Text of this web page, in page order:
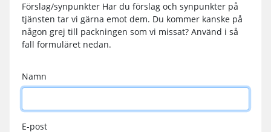
Förslag/synpunkter Har du förslag och synpunkter på
tjänsten tar vi gärna emot dem. Du kommer kanske på
någon grej till packningen som vi missat? Använd i så
fall formuläret nedan.
Namn
E-post